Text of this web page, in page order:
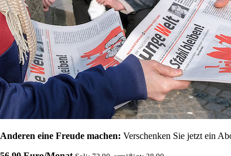
Anderen eine Freude machen: Verschenken Sie jetzt ein